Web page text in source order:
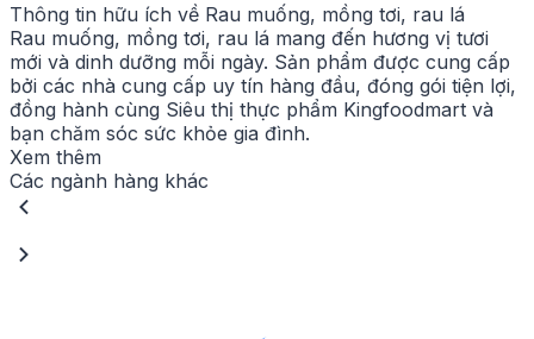
Thông tin hữu ích về Rau muống, mồng tơi, rau lá
Rau muống, mồng tơi, rau lá mang đến hương vị tươi
mới và dinh dưỡng mỗi ngày. Sản phẩm được cung cấp
bởi các nhà cung cấp uy tín hàng đầu, đóng gói tiện lợi,
đồng hành cùng Siêu thị thực phẩm Kingfoodmart và
bạn chăm sóc sức khỏe gia đình.
Xem thêm
Các ngành hàng khác